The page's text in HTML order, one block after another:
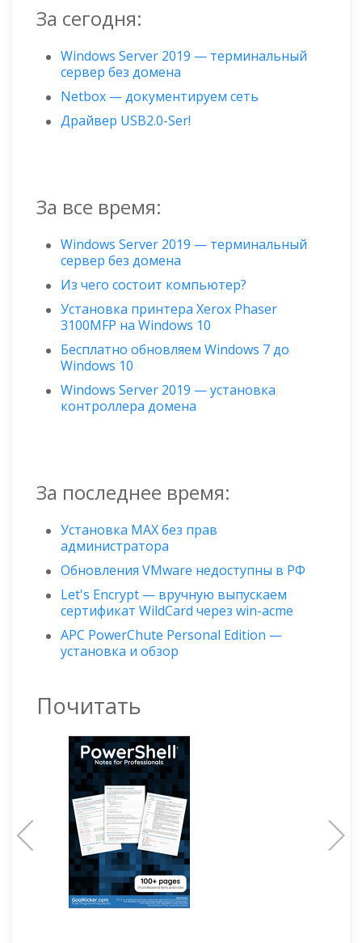
За сегодня:
Windows Server 2019 — терминальный
сервер без домена
Netbox — документируем сеть
Драйвер USB2.0-Ser!
За все время:
Windows Server 2019 — терминальный
сервер без домена
Из чего состоит компьютер?
Установка принтера Xerox Phaser
3100MFP на Windows 10
Бесплатно обновляем Windows 7 до
Windows 10
Windows Server 2019 — установка
контроллера домена
За последнее время:
Установка MAX без прав
администратора
Обновления VMware недоступны в РФ
Let's Encrypt — вручную выпускаем
сертификат WildСard через win-acme
APC PowerChute Personal Edition —
установка и обзор
Почитать